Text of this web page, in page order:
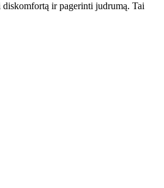
diskomfortą ir pagerinti judrumą. Tai